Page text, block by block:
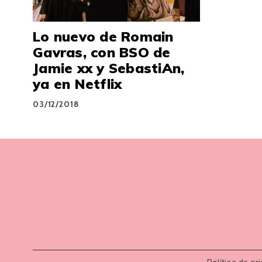
Lo nuevo de Romain
Gavras, con BSO de
Jamie xx y SebastiAn,
ya en Netflix
03/12/2018